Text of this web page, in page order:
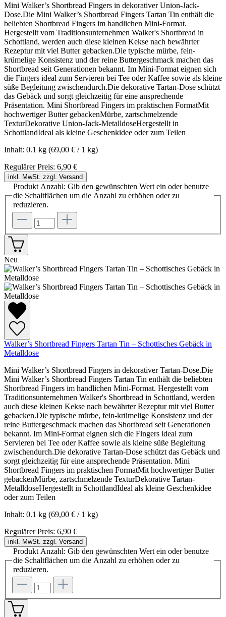
Mini Walker’s Shortbread Fingers in dekorativer Union-Jack-
Dose.Die Mini Walker’s Shortbread Fingers Tartan Tin enthält die
beliebten Shortbread Fingers im handlichen Mini-Format.
Hergestellt vom Traditionsunternehmen Walker's Shortbread in
Schottland, werden auch diese kleinen Kekse nach bewährter
Rezeptur mit viel Butter gebacken.Die typische mürbe, fein-
krümelige Konsistenz und der reine Buttergeschmack machen das
Shortbread seit Generationen bekannt. Im Mini-Format eignen sich
die Fingers ideal zum Servieren bei Tee oder Kaffee sowie als kleine
süße Begleitung zwischendurch.Die dekorative Tartan-Dose schützt
das Gebäck und sorgt gleichzeitig für eine ansprechende
Präsentation. Mini Shortbread Fingers im praktischen FormatMit
hochwertiger Butter gebackenMürbe, zartschmelzende
TexturDekorative Union-Jack-MetalldoseHergestellt in
SchottlandIdeal als kleine Geschenkidee oder zum Teilen
Inhalt: 0.1 kg (69,00 € / 1 kg)
Regulärer Preis: 6,90 €
inkl. MwSt. zzgl. Versand
Produkt Anzahl: Gib den gewünschten Wert ein oder benutze
die Schaltflächen um die Anzahl zu erhöhen oder zu
reduzieren.
Neu
Walker’s Shortbread Fingers Tartan Tin – Schottisches Gebäck in
Metalldose
Mini Walker’s Shortbread Fingers in dekorativer Tartan-Dose.Die
Mini Walker’s Shortbread Fingers Tartan Tin enthält die beliebten
Shortbread Fingers im handlichen Mini-Format. Hergestellt vom
Traditionsunternehmen Walker's Shortbread in Schottland, werden
auch diese kleinen Kekse nach bewährter Rezeptur mit viel Butter
gebacken.Die typische mürbe, fein-krümelige Konsistenz und der
reine Buttergeschmack machen das Shortbread seit Generationen
bekannt. Im Mini-Format eignen sich die Fingers ideal zum
Servieren bei Tee oder Kaffee sowie als kleine süße Begleitung
zwischendurch.Die dekorative Tartan-Dose schützt das Gebäck und
sorgt gleichzeitig für eine ansprechende Präsentation. Mini
Shortbread Fingers im praktischen FormatMit hochwertiger Butter
gebackenMürbe, zartschmelzende TexturDekorative Tartan-
MetalldoseHergestellt in SchottlandIdeal als kleine Geschenkidee
oder zum Teilen
Inhalt: 0.1 kg (69,00 € / 1 kg)
Regulärer Preis: 6,90 €
inkl. MwSt. zzgl. Versand
Produkt Anzahl: Gib den gewünschten Wert ein oder benutze
die Schaltflächen um die Anzahl zu erhöhen oder zu
reduzieren.